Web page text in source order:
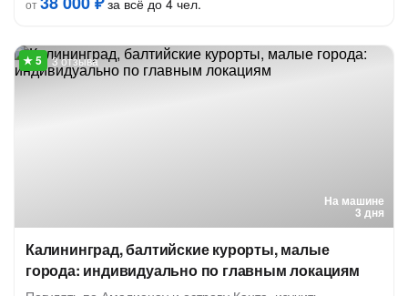
от
за всё до 4 чел.
На машине
3 дня
3 отзыва
Калининград, балтийские курорты, малые
города: индивидуально по главным локациям